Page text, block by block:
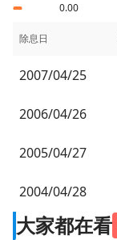
0.00
除息日
2007/04/25
2006/04/26
2005/04/27
2004/04/28
大家都在看